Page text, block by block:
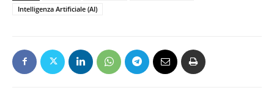
Intelligenza Artificiale (AI)